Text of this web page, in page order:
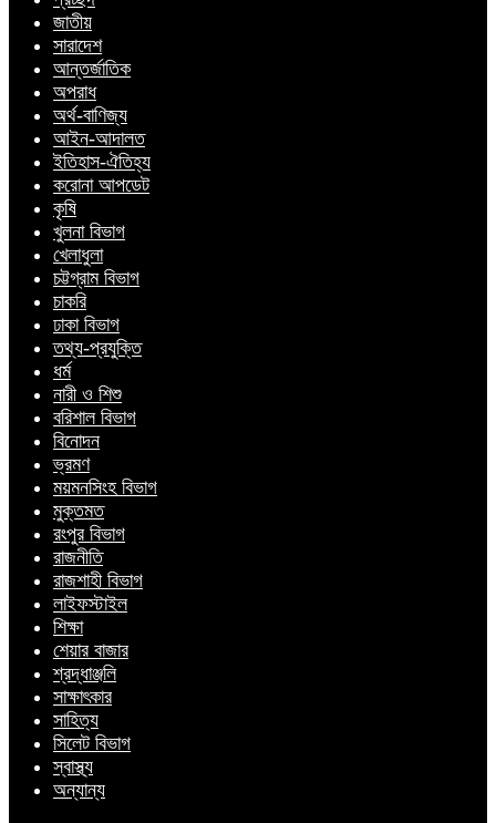
জাতীয়
সারাদেশ
আন্তর্জাতিক
অপরাধ
অর্থ-বাণিজ্য
আইন-আদালত
ইতিহাস-ঐতিহ্য
করোনা আপডেট
কৃষি
খুলনা বিভাগ
খেলাধুলা
চট্টগ্রাম বিভাগ
চাকরি
ঢাকা বিভাগ
তথ্য-প্রযুক্তি
ধর্ম
নারী ও শিশু
বরিশাল বিভাগ
বিনোদন
ভ্রমণ
ময়মনসিংহ বিভাগ
মুক্তমত
রংপুর বিভাগ
রাজনীতি
রাজশাহী বিভাগ
লাইফস্টাইল
শিক্ষা
শেয়ার বাজার
শ্রদ্ধাঞ্জলি
সাক্ষাৎকার
সাহিত্য
সিলেট বিভাগ
স্বাস্থ্য
অন্যান্য